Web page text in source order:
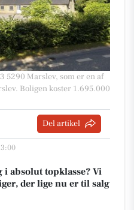
5290 Marslev, som er en af
Boligen koster 1.695.000
Del artikel
absolut topklasse? Vi
der lige nu er til salg